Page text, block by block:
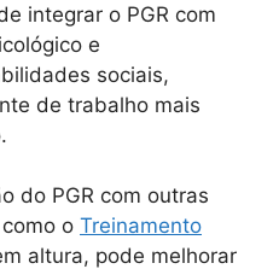
integrar o PGR com
e
sociais,
de trabalho mais
do PGR com outras
o Treinamento
altura, pode melhorar